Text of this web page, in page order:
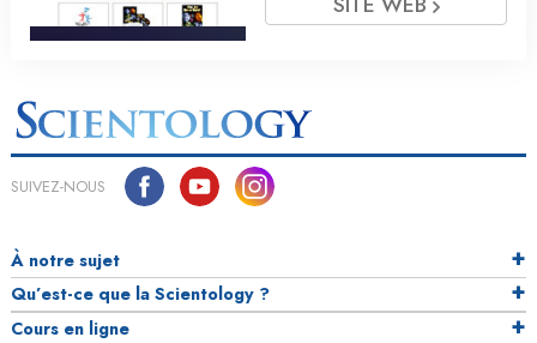
SUIVEZ-NOUS
À notre sujet
Qu’est-ce que la Scientology ?
Cours en ligne